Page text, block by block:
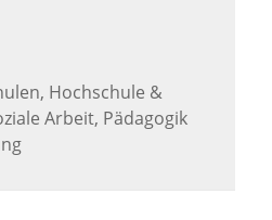
Hochschule &
Arbeit, Pädagogik